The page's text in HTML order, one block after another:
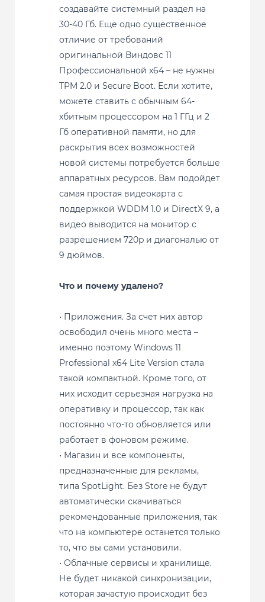
создавайте системный раздел на
30-40 Гб. Еще одно существенное
отличие от требований
оригинальной Виндовс 11
Профессиональной x64 – не нужны
TPM 2.0 и Secure Boot. Если хотите,
можете ставить с обычным 64-
хбитным процессором на 1 ГГц и 2
Гб оперативной памяти, но для
раскрытия всех возможностей
новой системы потребуется больше
аппаратных ресурсов. Вам подойдет
самая простая видеокарта с
поддержкой WDDM 1.0 и DirectX 9, а
видео выводится на монитор с
разрешением 720p и диагональю от
9 дюймов.
Что и почему удалено?
• Приложения. За счет них автор
освободил очень много места –
именно поэтому Windows 11
Professional x64 Lite Version стала
такой компактной. Кроме того, от
них исходит серьезная нагрузка на
оперативку и процессор, так как
постоянно что-то обновляется или
работает в фоновом режиме.
• Магазин и все компоненты,
предназначенные для рекламы,
типа SpotLight. Без Store не будут
автоматически скачиваться
рекомендованные приложения, так
что на компьютере останется только
то, что вы сами установили.
• Облачные сервисы и хранилище.
Не будет никакой синхронизации,
которая зачастую происходит без